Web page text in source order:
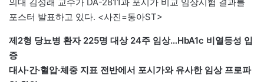
포스터 발표하고 있다. <사진=동아ST>
제2형 당뇨병 환자 225명 대상 24주 임상…HbA1c 비열등성 입
증
대사·간·혈압·체중 지표 전반에서 포시가와 유사한 임상 프로파